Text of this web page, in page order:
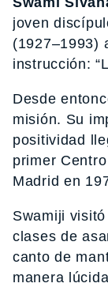
joven
(1927–1993)
instrucción:
Desde
misión. Su
positividad
primer
Madrid en
Swamiji
clases de
canto de
manera